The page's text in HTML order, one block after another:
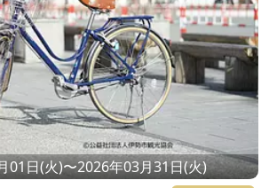
01日(火)〜2026年03月31日(火)